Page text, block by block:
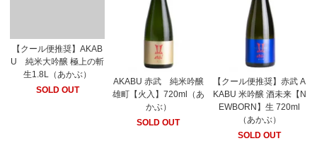
【クール便推奨】AKAB
U 純米大吟醸 極上の斬
生1.8L（あかぶ）
SOLD OUT
AKABU 赤武 純米吟醸
雄町【火入】720ml（あ
かぶ）
SOLD OUT
【クール便推奨】赤武 A
KABU 米吟醸 酒未来【N
EWBORN】生 720ml
（あかぶ）
SOLD OUT